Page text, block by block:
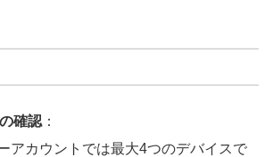
確認 ：
アカウントでは最大4つのデバイスで